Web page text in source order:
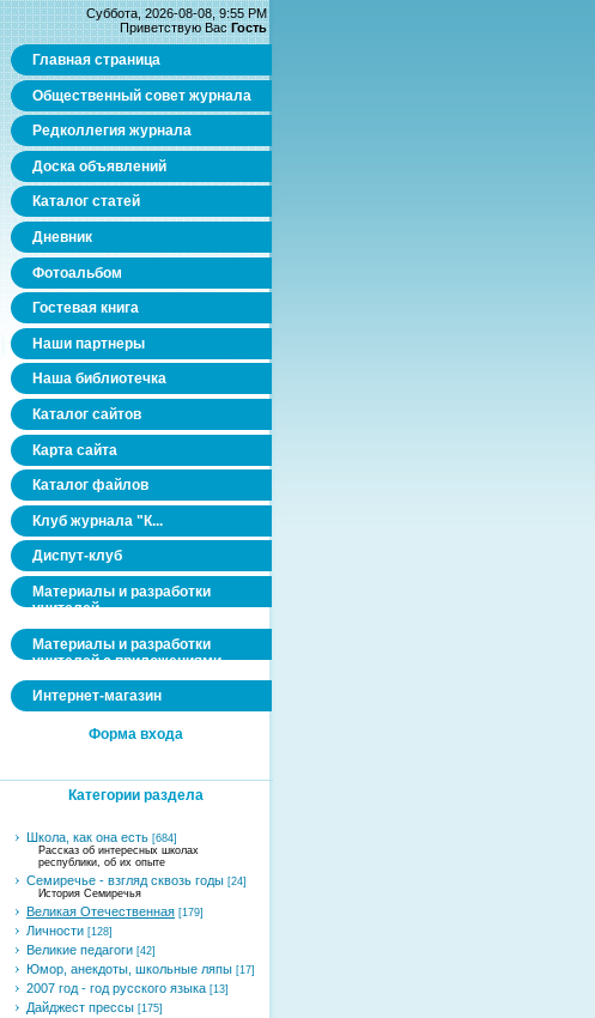
Суббота, 2026-08-08, 9:55 PM
Приветствую Вас Гость
Главная страница
Общественный совет журнала
Редколлегия журнала
Доска объявлений
Каталог статей
Дневник
Фотоальбом
Гостевая книга
Наши партнеры
Наша библиотечка
Каталог сайтов
Карта сайта
Каталог файлов
Клуб журнала "К...
Диспут-клуб
Материалы и разработки
учителей
Материалы и разработки
учителей с приложениями
Интернет-магазин
Форма входа
Категории раздела
Школа, как она есть [684]
Рассказ об интересных школах
республики, об их опыте
Семиречье - взгляд сквозь годы [24]
История Семиречья
Великая Отечественная [179]
Личности [128]
Великие педагоги [42]
Юмор, анекдоты, школьные ляпы [17]
2007 год - год русского языка [13]
Дайджест прессы [175]